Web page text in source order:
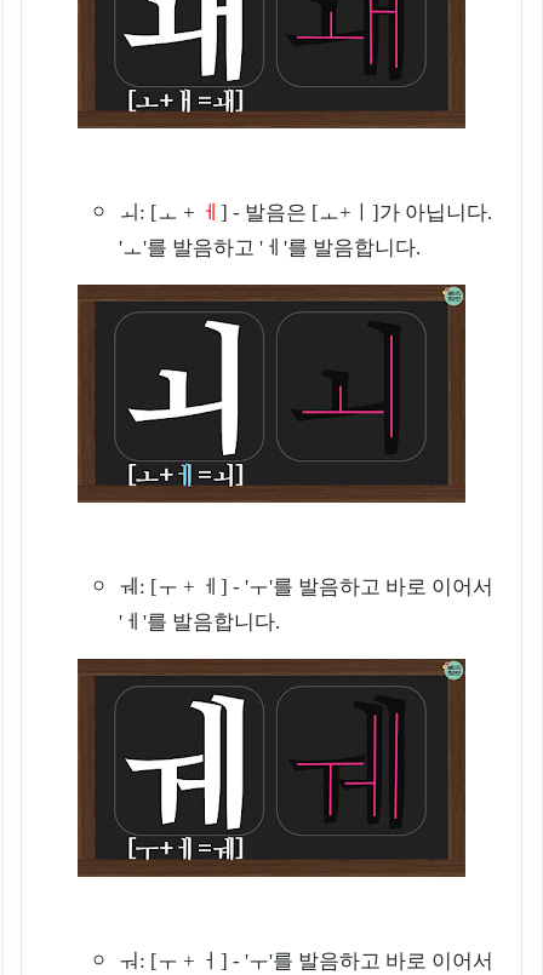
ㅚ: [ㅗ + ㅔ ] - 발음은 [ㅗ+ㅣ]가 아닙니다.
'ㅗ'를 발음하고 'ㅔ'를 발음합니다.
ㅞ: [ㅜ + ㅔ] - 'ㅜ'를 발음하고 바로 이어서
'ㅔ'를 발음합니다.
ㅝ: [ㅜ + ㅓ] - 'ㅜ'를 발음하고 바로 이어서